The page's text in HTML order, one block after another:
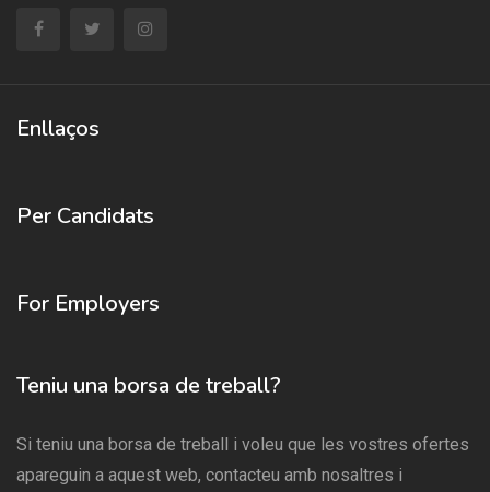
Enllaços
Per Candidats
For Employers
Teniu una borsa de treball?
Si teniu una borsa de treball i voleu que les vostres ofertes
apareguin a aquest web, contacteu amb nosaltres i